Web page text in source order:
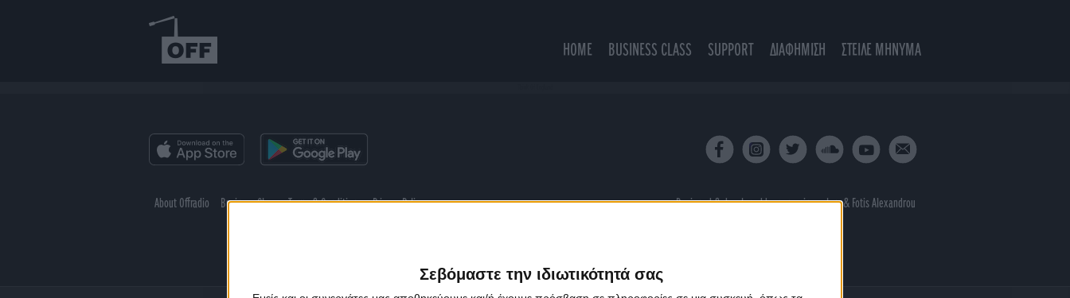
Σεβόμαστε την ιδιωτικότητά σας
HOME BUSINESS CLASS SUPPORT ΔΙΑΦΗΜΙΣΗ ΣΤΕΙΛΕ ΜΗΝΥΜΑ
About Offradio Business Class Terms & Conditions Privacy Policy Designed & developed byporcupine colors& Fotis Alexandrou